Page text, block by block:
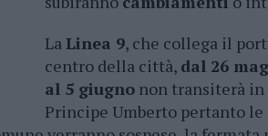
LaLinea 9, che collega il
centro della città, dal 26
al 5 giugno non transiterà in
Principe Umberto pertanto le